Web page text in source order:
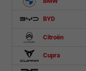
BYD
Citroën
Cupra